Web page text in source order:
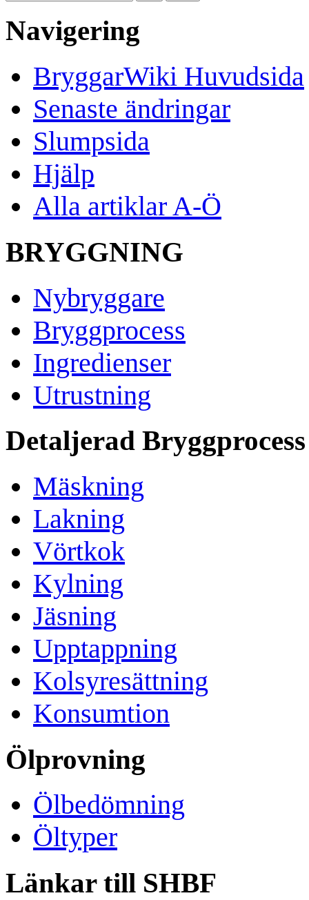
Navigering
BryggarWiki Huvudsida
Senaste ändringar
Slumpsida
Hjälp
Alla artiklar A-Ö
BRYGGNING
Nybryggare
Bryggprocess
Ingredienser
Utrustning
Detaljerad Bryggprocess
Mäskning
Lakning
Vörtkok
Kylning
Jäsning
Upptappning
Kolsyresättning
Konsumtion
Ölprovning
Ölbedömning
Öltyper
Länkar till SHBF